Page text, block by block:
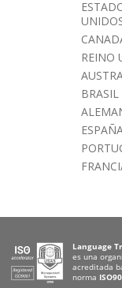
REINO
BRASIL